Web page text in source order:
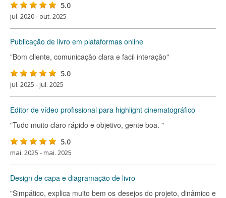
5.0
jul. 2020 - out. 2025
Publicação de livro em plataformas online
"Bom cliente, comunicação clara e facil interação"
5.0
jul. 2025 - jul. 2025
Editor de vídeo profissional para highlight cinematográfico
"Tudo muito claro rápido e objetivo, gente boa. "
5.0
mai. 2025 - mai. 2025
Design de capa e diagramação de livro
"Simpático, explica muito bem os desejos do projeto, dinâmico e